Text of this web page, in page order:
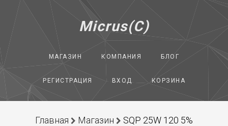
Micrus(C)
МАГАЗИН КОМПАНИЯ БЛОГ
РЕГИСТРАЦИЯ ВХОД КОРЗИНА
Главная Магазин
SQP 25W 120 5%